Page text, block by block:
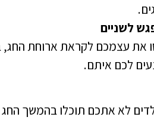
לשניים
את עצמכם לקראת ארוחת החג,
לכם איתם.
לא אתכם תוכלו בהמשך